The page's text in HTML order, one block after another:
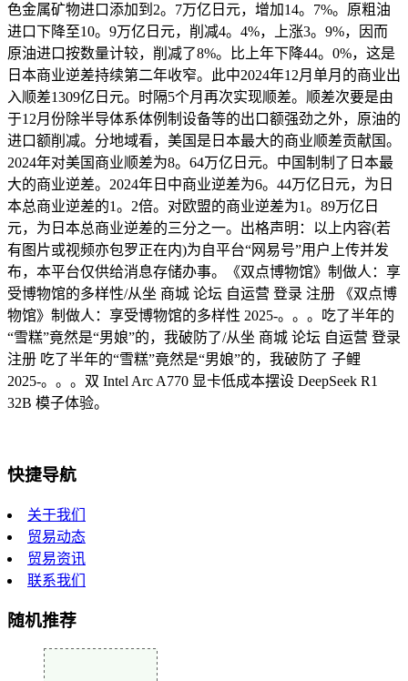
色金属矿物进口添加到2。7万亿日元，增加14。7%。原粗油
进口下降至10。9万亿日元，削减4。4%，上涨3。9%，因而
原油进口按数量计较，削减了8%。比上年下降44。0%，这是
日本商业逆差持续第二年收窄。此中2024年12月单月的商业出
入顺差1309亿日元。时隔5个月再次实现顺差。顺差次要是由
于12月份除半导体系体例制设备等的出口额强劲之外，原油的
进口额削减。分地域看，美国是日本最大的商业顺差贡献国。
2024年对美国商业顺差为8。64万亿日元。中国制制了日本最
大的商业逆差。2024年日中商业逆差为6。44万亿日元，为日
本总商业逆差的1。2倍。对欧盟的商业逆差为1。89万亿日
元，为日本总商业逆差的三分之一。出格声明：以上内容(若
有图片或视频亦包罗正在内)为自平台“网易号”用户上传并发
布，本平台仅供给消息存储办事。《双点博物馆》制做人：享
受博物馆的多样性/从坐 商城 论坛 自运营 登录 注册 《双点博
物馆》制做人：享受博物馆的多样性 2025-。。。吃了半年的
“雪糕”竟然是“男娘”的，我破防了/从坐 商城 论坛 自运营 登录
注册 吃了半年的“雪糕”竟然是“男娘”的，我破防了 子鲤
2025-。。。双 Intel Arc A770 显卡低成本摆设 DeepSeek R1
32B 模子体验。
快捷导航
关于我们
贸易动态
贸易资讯
联系我们
随机推荐